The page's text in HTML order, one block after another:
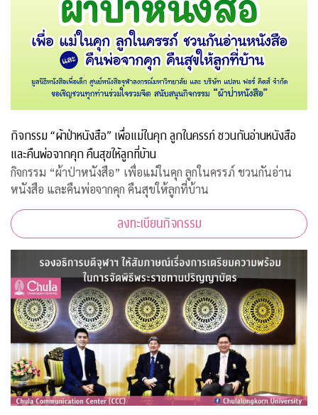
กิจกรรม “ผ้าป่าหนังสือ” เพื่อแม่ในคุก ลูกในครรภ์ ชวนกันอ่านหนังสือ
และคืนพ่อจากคุก คืนสุขให้ลูกที่บ้าน
กิจกรรม “ผ้าป่าหนังสือ” เพื่อแม่ในคุก ลูกในครรภ์ ชวนกันอ่าน
หนังสือ และคืนพ่อจากคุก คืนสุขให้ลูกที่บ้าน
ลงทะเบียนกิจกรรม